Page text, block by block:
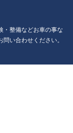
・整備などお車の事な
い合わせください。